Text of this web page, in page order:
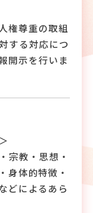
権尊重の取組
する対応につ
開示を行いま
宗教・思想・
身体的特徴・
どによるあら